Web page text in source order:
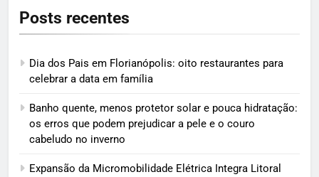
Posts recentes
Dia dos Pais em Florianópolis: oito restaurantes para
celebrar a data em família
Banho quente, menos protetor solar e pouca hidratação:
os erros que podem prejudicar a pele e o couro
cabeludo no inverno
Expansão da Micromobilidade Elétrica Integra Litoral